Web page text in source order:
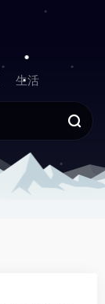
生活